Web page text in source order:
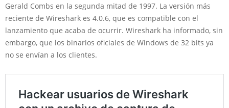
Gerald Combs en la segunda mitad de 1997. La versión más
reciente de Wireshark es 4.0.6, que es compatible con el
lanzamiento que acaba de ocurrir. Wireshark ha informado, sin
embargo, que los binarios oficiales de Windows de 32 bits ya
no se envían a los clientes.